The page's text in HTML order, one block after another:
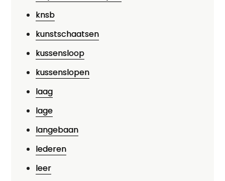
knsb
kunstschaatsen
kussensloop
kussenslopen
laag
lage
langebaan
lederen
leer